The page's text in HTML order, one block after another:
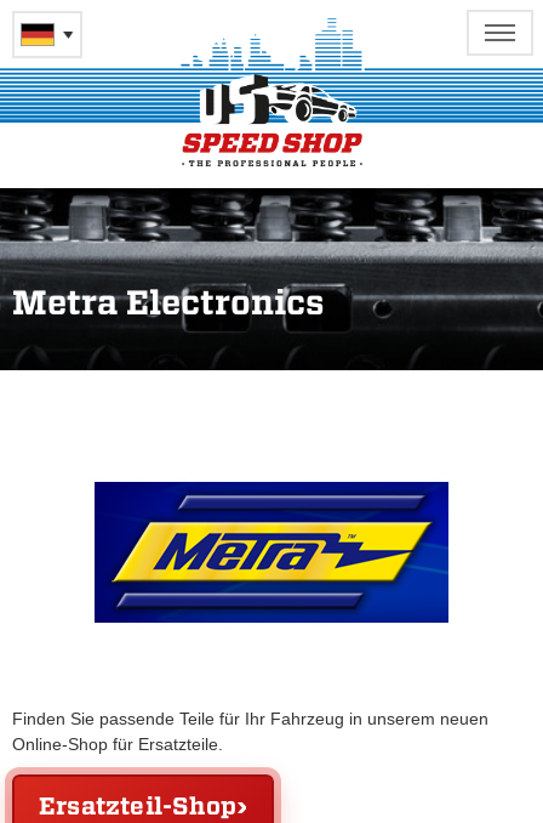
Metra Electronics
Finden Sie passende Teile für Ihr Fahrzeug in unserem neuen
Online-Shop für Ersatzteile.
Ersatzteil-Shop